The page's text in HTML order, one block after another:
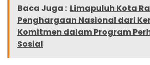
Baca Juga : Limapuluh Kota
Penghargaan Nasional dari
Komitmen dalam Program
Sosial